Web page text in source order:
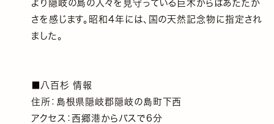
より隠岐の島の人々を見守っている巨木からはあたたか
さを感じます。昭和4年には、国の天然記念物に指定され
ました。
■八百杉 情報
住所：島根県隠岐郡隠岐の島町下西
アクセス：西郷港からバスで6分